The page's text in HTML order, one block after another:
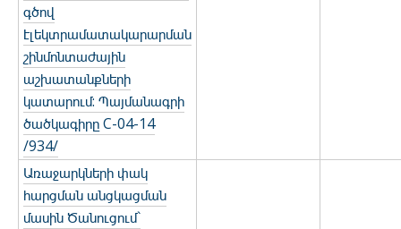
գծով
էլեկտրամատակարարման
շինմոնտաժային
աշխատանքների
կատարում: Պայմանագրի
ծածկագիրը C-04-14
/934/
Առաջարկների փակ
հարցման անցկացման
մասին Ծանուցում`